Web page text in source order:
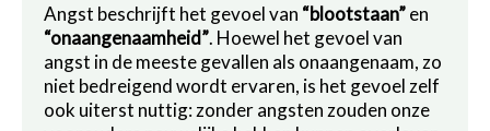
Angst beschrijft het gevoel van “blootstaan”en
“onaangenaamheid”. Hoewel het gevoel van
angst in de meeste gevallen als onaangenaam, zo
niet bedreigend wordt ervaren, is het gevoel zelf
ook uiterst nuttig: zonder angsten zouden onze